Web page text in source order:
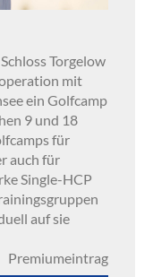
Torgelow
mit
ein Golfcamp
9 und 18
für
auch für
Single-HCP
auf sie
Premiumeintrag